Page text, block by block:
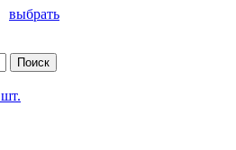
выбрать
Поиск
шт.